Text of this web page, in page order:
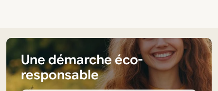
Une démarche éco-
responsable